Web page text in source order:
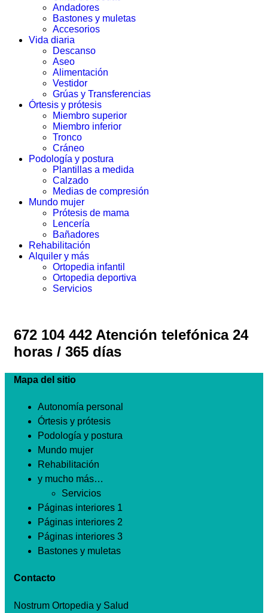
Andadores
Bastones y muletas
Accesorios
Vida diaria
Descanso
Aseo
Alimentación
Vestidor
Grúas y Transferencias
Órtesis y prótesis
Miembro superior
Miembro inferior
Tronco
Cráneo
Podología y postura
Plantillas a medida
Calzado
Medias de compresión
Mundo mujer
Prótesis de mama
Lencería
Bañadores
Rehabilitación
Alquiler y más
Ortopedia infantil
Ortopedia deportiva
Servicios
672 104 442 Atención telefónica 24
horas / 365 días
Mapa del sitio
Autonomía personal
Órtesis y prótesis
Podología y postura
Mundo mujer
Rehabilitación
y mucho más…
Servicios
Páginas interiores 1
Páginas interiores 2
Páginas interiores 3
Bastones y muletas
Contacto
Nostrum Ortopedia y Salud